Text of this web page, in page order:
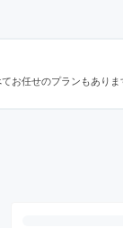
お任せのプランもありま